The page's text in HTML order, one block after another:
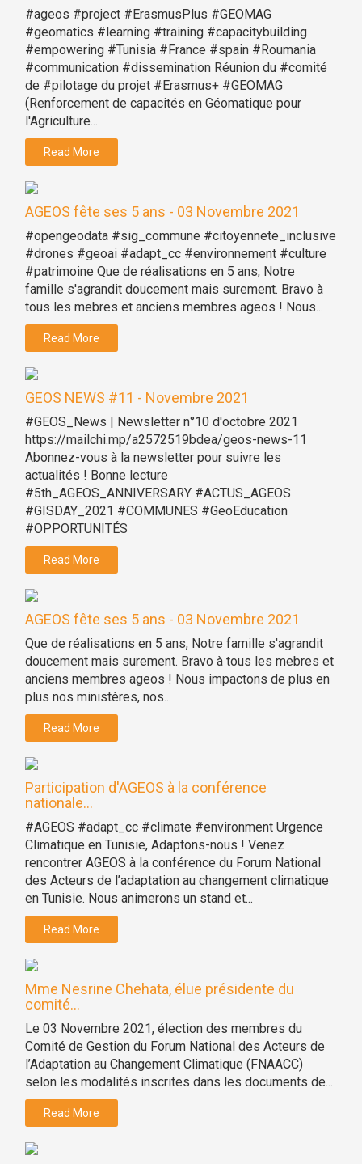
#ageos #project #ErasmusPlus #GEOMAG
#geomatics #learning #training #capacitybuilding
#empowering #Tunisia #France #spain #Roumania
#communication #dissemination Réunion du #comité
de #pilotage du projet #Erasmus+ #GEOMAG
(Renforcement de capacités en Géomatique pour
l'Agriculture...
Read More
AGEOS fête ses 5 ans - 03 Novembre 2021
#opengeodata #sig_commune #citoyennete_inclusive
#drones #geoai #adapt_cc #environnement #culture
#patrimoine Que de réalisations en 5 ans, Notre
famille s'agrandit doucement mais surement. Bravo à
tous les mebres et anciens membres ageos ! Nous...
Read More
GEOS NEWS #11 - Novembre 2021
#GEOS_News | Newsletter n°10 d'octobre 2021
https://mailchi.mp/a2572519bdea/geos-news-11
Abonnez-vous à la newsletter pour suivre les
actualités ! Bonne lecture
#5th_AGEOS_ANNIVERSARY #ACTUS_AGEOS
#GISDAY_2021 #COMMUNES #GeoEducation
#OPPORTUNITÉS
Read More
AGEOS fête ses 5 ans - 03 Novembre 2021
Que de réalisations en 5 ans, Notre famille s'agrandit
doucement mais surement. Bravo à tous les mebres et
anciens membres ageos ! Nous impactons de plus en
plus nos ministères, nos...
Read More
Participation d'AGEOS à la conférence
nationale...
#AGEOS #adapt_cc #climate #environment Urgence
Climatique en Tunisie, Adaptons-nous ! Venez
rencontrer AGEOS à la conférence du Forum National
des Acteurs de l’adaptation au changement climatique
en Tunisie. Nous animerons un stand et...
Read More
Mme Nesrine Chehata, élue présidente du
comité...
Le 03 Novembre 2021, élection des membres du
Comité de Gestion du Forum National des Acteurs de
l’Adaptation au Changement Climatique (FNAACC)
selon les modalités inscrites dans les documents de...
Read More